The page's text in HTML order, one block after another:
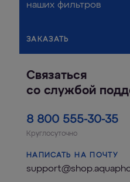
наших фильтров
ЗАКАЗАТЬ
Связаться
со службой
8 800 555-30-35
Круглосуточно
НАПИСАТЬ НА ПОЧТУ